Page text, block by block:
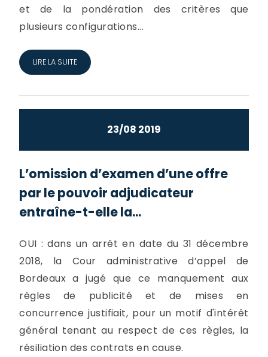
et de la pondération des critères que
plusieurs configurations...
LIRE LA SUITE
23/08 2019
L’omission d’examen d’une offre
par le pouvoir adjudicateur
entraîne-t-elle la...
OUI : dans un arrêt en date du 31 décembre
2018, la Cour administrative d’appel de
Bordeaux a jugé que ce manquement aux
règles de publicité et de mises en
concurrence justifiait, pour un motif d'intérêt
général tenant au respect de ces règles, la
résiliation des contrats en cause.